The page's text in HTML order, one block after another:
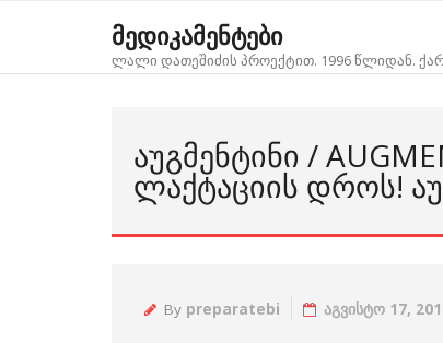
მედიკამენტები
ლალი დათეშიძის პროექტით. 1996 წლიდან.
ᲐᲣᲒᲛᲔᲜᲢᲘᲜᲘ /
ᲚᲐᲥᲢᲐᲪᲘᲘᲡ ᲓᲠᲝᲡ!
By preparatebi აგვისტო 17,